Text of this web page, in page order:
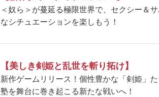
＜奴ら＞が蔓延る極限世界で、セクシー＆
なシチュエーションを楽しもう！
【美しき剣姫と乱世を斬り拓け】
新作ゲームリリース！個性豊かな「剣姫」
塾を舞台に巻き起こる新たな戦いへ！